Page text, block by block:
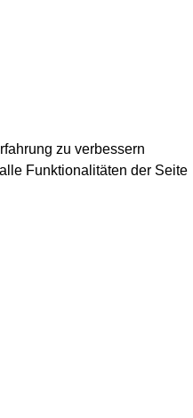
zu verbessern
Funktionalitäten der Seite